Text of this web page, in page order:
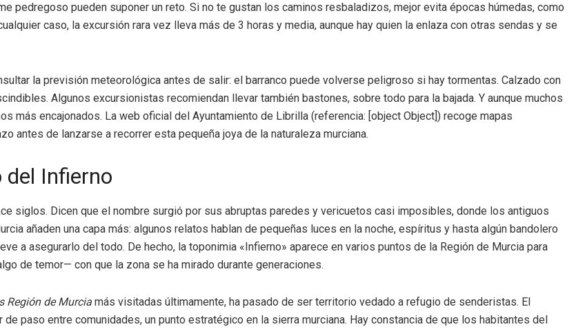
pedregoso pueden suponer un reto. Si no te gustan los caminos resbaladizos, mejor evita épocas húmedas, como
caso, la excursión rara vez lleva más de 3 horas y media, aunque hay quien la enlaza con otras sendas y se
la previsión meteorológica antes de salir: el barranco puede volverse peligroso si hay tormentas. Calzado con
Algunos excursionistas recomiendan llevar también bastones, sobre todo para la bajada. Y aunque muchos
más encajonados. La web oficial del Ayuntamiento de Librilla (referencia: [object Object]) recoge mapas
antes de lanzarse a recorrer esta pequeña joya de la naturaleza murciana.
del Infierno
siglos. Dicen que el nombre surgió por sus abruptas paredes y vericuetos casi imposibles, donde los antiguos
añaden una capa más: algunos relatos hablan de pequeñas luces en la noche, espíritus y hasta algún bandolero
a asegurarlo del todo. De hecho, la toponimia «Infierno» aparece en varios puntos de la Región de Murcia para
de temor— con que la zona se ha mirado durante generaciones.
Región de Murcia más visitadas últimamente, ha pasado de ser territorio vedado a refugio de senderistas. El
paso entre comunidades, un punto estratégico en la sierra murciana. Hay constancia de que los habitantes del